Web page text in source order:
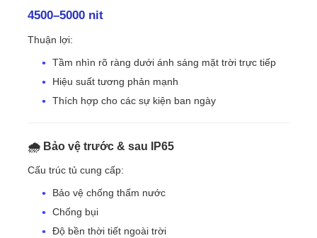
4500–5000 nit
Thuận lợi:
Tầm nhìn rõ ràng dưới ánh sáng mặt trời trực tiếp
Hiệu suất tương phản mạnh
Thích hợp cho các sự kiện ban ngày
🌧 Bảo vệ trước & sau IP65
Cấu trúc tủ cung cấp:
Bảo vệ chống thấm nước
Chống bụi
Độ bền thời tiết ngoài trời